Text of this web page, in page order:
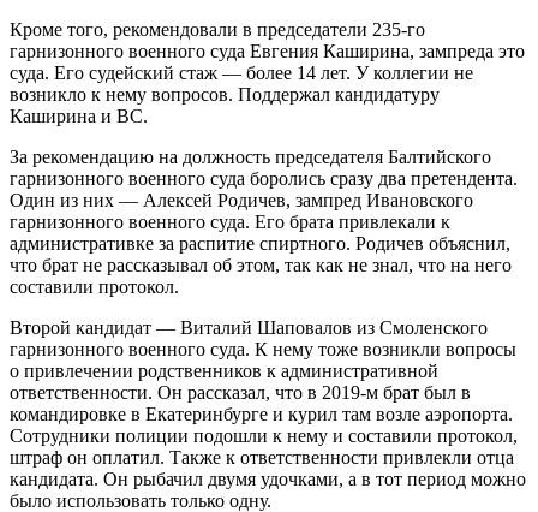
Кроме того, рекомендовали в председатели 235-го
гарнизонного военного суда Евгения Каширина, зампреда это
суда. Его судейский стаж — более 14 лет. У коллегии не
возникло к нему вопросов. Поддержал кандидатуру
Каширина и ВС.
За рекомендацию на должность председателя Балтийского
гарнизонного военного суда боролись сразу два претендента.
Один из них — Алексей Родичев, зампред Ивановского
гарнизонного военного суда. Его брата привлекали к
административке за распитие спиртного. Родичев объяснил,
что брат не рассказывал об этом, так как не знал, что на него
составили протокол.
Второй кандидат — Виталий Шаповалов из Смоленского
гарнизонного военного суда. К нему тоже возникли вопросы
о привлечении родственников к административной
ответственности. Он рассказал, что в 2019-м брат был в
командировке в Екатеринбурге и курил там возле аэропорта.
Сотрудники полиции подошли к нему и составили протокол,
штраф он оплатил. Также к ответственности привлекли отца
кандидата. Он рыбачил двумя удочками, а в тот период можно
было использовать только одну.